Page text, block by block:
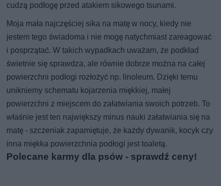
cudzą podłogę przed atakiem sikowego tsunami.
Moja mała najczęściej sika na matę w nocy, kiedy nie
jestem tego świadoma i nie mogę natychmiast zareagować
i posprzątać. W takich wypadkach uważam, że podkład
świetnie się sprawdza, ale równie dobrze można na całej
powierzchni podłogi rozłożyć np. linoleum. Dzięki temu
unikniemy schematu kojarzenia miękkiej, małej
powierzchni z miejscem do załatwiania swoich potrzeb. To
właśnie jest ten największy minus nauki załatwiania się na
matę - szczeniak zapamiętuje, że każdy dywanik, kocyk czy
inna miękka powierzchnia podłogi jest toaletą.
Polecane karmy dla psów - sprawdź ceny!